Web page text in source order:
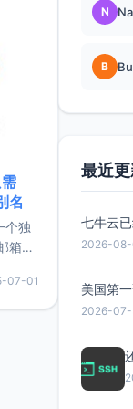
名
个独
箱等
较有
惠的
07-01
N
B
最近
2026-08-
2026-